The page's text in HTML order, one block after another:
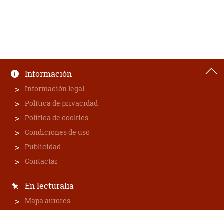
Información
Información legal
Política de privacidad
Política de cookies
Condiciones de uso
Publicidad
Contactar
En lecturalia
Mapa autores